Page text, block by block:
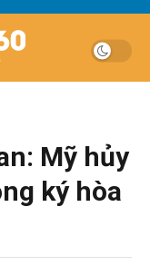
Mỹ hủy
ký hòa